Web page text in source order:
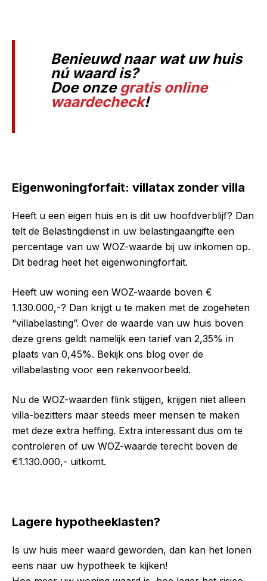
Benieuwd naar wat uw huis
nú waard is?
Doe onze gratis online
waardecheck!
Eigenwoningforfait: villatax zonder villa
Heeft u een eigen huis en is dit uw hoofdverblijf? Dan
telt de Belastingdienst in uw belastingaangifte een
percentage van uw WOZ-waarde bij uw inkomen op.
Dit bedrag heet het eigenwoningforfait.
Heeft uw woning een WOZ-waarde boven €
1.130.000,-? Dan krijgt u te maken met de zogeheten
“villabelasting”. Over de waarde van uw huis boven
deze grens geldt namelijk een tarief van 2,35% in
plaats van 0,45%. Bekijk ons blog over de
villabelasting voor een rekenvoorbeeld.
Nu de WOZ-waarden flink stijgen, krijgen niet alleen
villa-bezitters maar steeds meer mensen te maken
met deze extra heffing. Extra interessant dus om te
controleren of uw WOZ-waarde terecht boven de
€1.130.000,- uitkomt.
Lagere hypotheeklasten?
Is uw huis meer waard geworden, dan kan het lonen
eens naar uw hypotheek te kijken!